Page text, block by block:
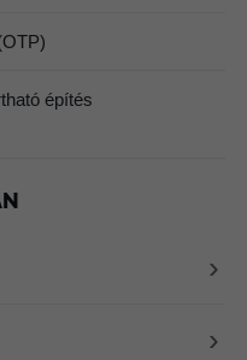
építés
›
›